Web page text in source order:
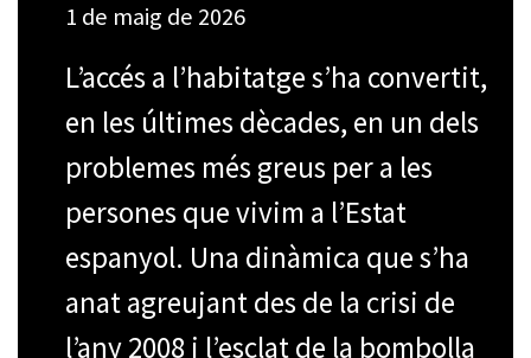
1 de maig de 2026
L’accés a l’habitatge s’ha convertit,
en les últimes dècades, en un dels
problemes més greus per a les
persones que vivim a l’Estat
espanyol. Una dinàmica que s’ha
anat agreujant des de la crisi de
l’any 2008 i l’esclat de la bombolla